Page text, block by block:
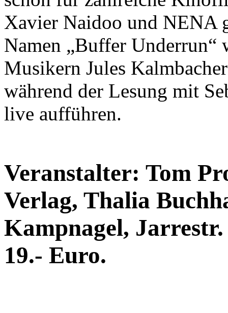
Xavier Naidoo und NENA
Namen „Buffer Underrun“
Musikern Jules
während der Lesung mit
live aufführen.
Veranstalter: Tom
Verlag, Thalia
Kampnagel,
19.- Euro.